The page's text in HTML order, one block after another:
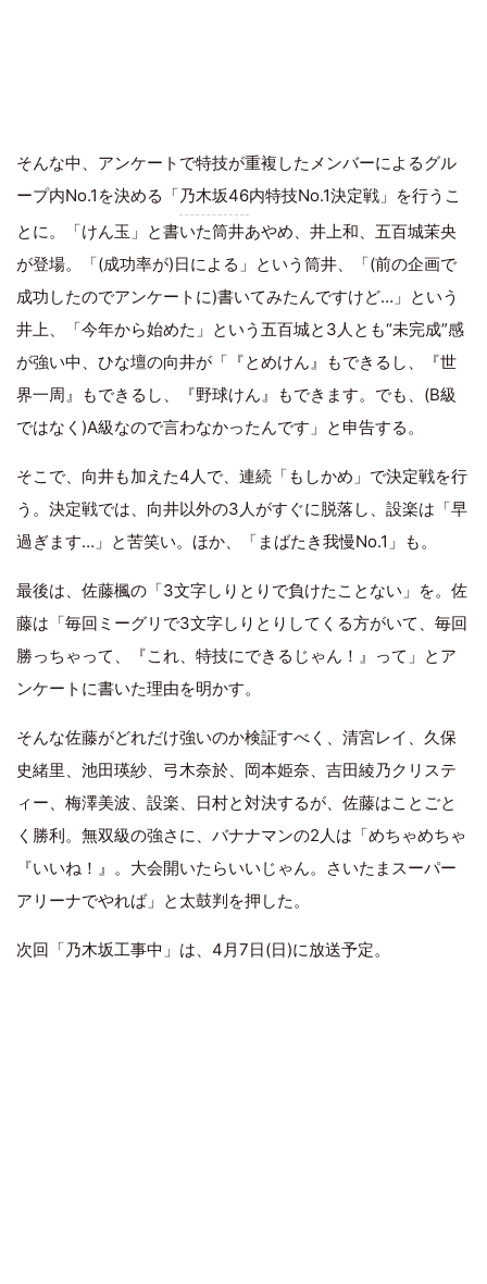
そんな中、アンケートで特技が重複したメンバーによるグル
ープ内No.1を決める「乃木坂46内特技No.1決定戦」を行うこ
とに。「けん玉」と書いた筒井あやめ、井上和、五百城茉央
が登場。「(成功率が)日による」という筒井、「(前の企画で
成功したのでアンケートに)書いてみたんですけど…」という
井上、「今年から始めた」という五百城と3人とも“未完成”感
が強い中、ひな壇の向井が「『とめけん』もできるし、『世
界一周』もできるし、『野球けん』もできます。でも、(B級
ではなく)A級なので言わなかったんです」と申告する。
そこで、向井も加えた4人で、連続「もしかめ」で決定戦を行
う。決定戦では、向井以外の3人がすぐに脱落し、設楽は「早
過ぎます…」と苦笑い。ほか、「まばたき我慢No.1」も。
最後は、佐藤楓の「3文字しりとりで負けたことない」を。佐
藤は「毎回ミーグリで3文字しりとりしてくる方がいて、毎回
勝っちゃって、『これ、特技にできるじゃん！』って」とア
ンケートに書いた理由を明かす。
そんな佐藤がどれだけ強いのか検証すべく、清宮レイ、久保
史緒里、池田瑛紗、弓木奈於、岡本姫奈、吉田綾乃クリステ
ィー、梅澤美波、設楽、日村と対決するが、佐藤はことごと
く勝利。無双級の強さに、バナナマンの2人は「めちゃめちゃ
『いいね！』。大会開いたらいいじゃん。さいたまスーパー
アリーナでやれば」と太鼓判を押した。
次回「乃木坂工事中」は、4月7日(日)に放送予定。